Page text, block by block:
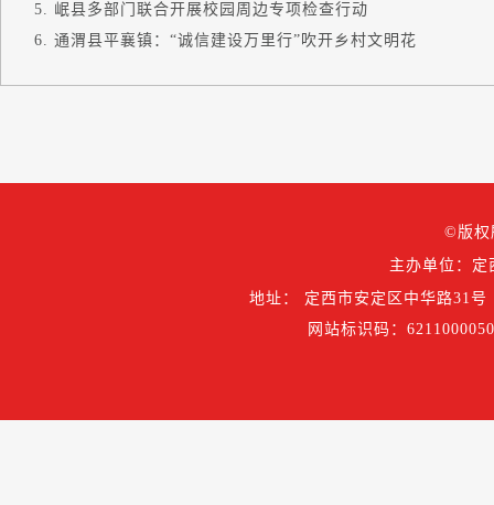
岷县多部门联合开展校园周边专项检查行动
通渭县平襄镇：“诚信建设万里行”吹开乡村文明花
©版权
主办单位：定
地址： 定西市安定区中华路31号
网站标识码：